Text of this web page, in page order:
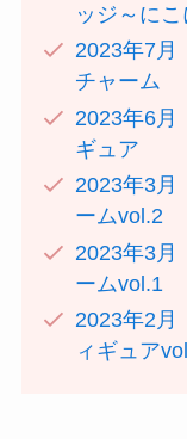
ッジ～に
2023年7月
チャーム
2023年6月
ギュア
2023年3月
ームvol.2
2023年3月
ームvol.1
2023年2月
ィギュア